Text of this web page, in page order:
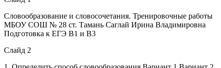
Словообразование и словосочетания. Тренировочные работы
МБОУ СОШ № 28 ст. Тамань Саглай Ирина Владимировна
Подготовка к ЕГЭ В1 и В3
Слайд 2